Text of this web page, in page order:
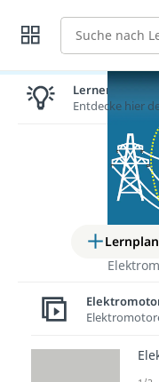
Suche
Lernplan
Lernen lohnt
Entdecke hier